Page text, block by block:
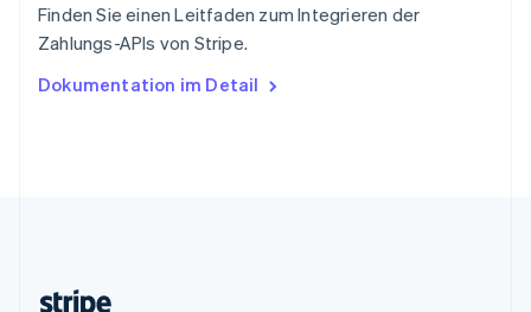
Finden Sie einen Leitfaden zum Integrieren der
Zahlungs-APIs von Stripe.
Dokumentation im Detail
Tschechische Republik
English
English